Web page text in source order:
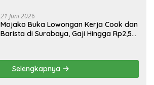
21 Juni 2026
Mojako Buka Lowongan Kerja Cook dan
Barista di Surabaya, Gaji Hingga Rp2,5
Selengkapnya